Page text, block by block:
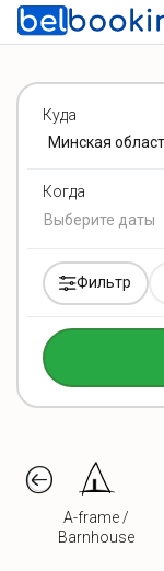
Куда
Когда
Фильтр
A-frame /
Barnhouse